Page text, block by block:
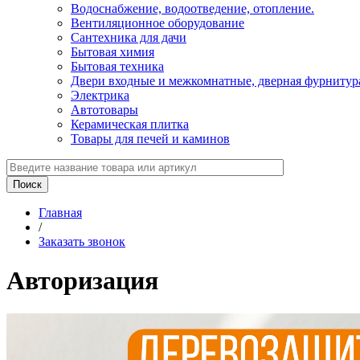
Водоснабжение, водоотведение, отопление.
Вентиляционное оборудование
Сантехника для дачи
Бытовая химия
Бытовая техника
Двери входные и межкомнатные, дверная
Электрика
Автотовары
Керамическая плитка
Товары для печей и каминов
Главная
/
Заказать звонок
Авторизация